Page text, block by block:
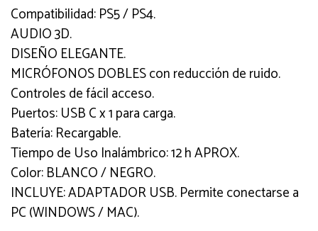
Compatibilidad: PS5 / PS4.
AUDIO 3D.
DISEÑO ELEGANTE.
MICRÓFONOS DOBLES con reducción de ruido.
Controles de fácil acceso.
Puertos: USB C x 1 para carga.
Batería: Recargable.
Tiempo de Uso Inalámbrico: 12 h APROX.
Color: BLANCO / NEGRO.
INCLUYE: ADAPTADOR USB. Permite conectarse a
PC (WINDOWS / MAC).